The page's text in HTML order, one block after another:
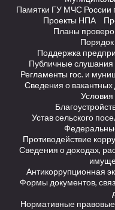
Памятки ГУ МЧС России
Проекты НПА
Планы
Поддержка
Публичные слушания
Регламенты гос. и
Сведения о вакантных
Условия
Устав сельского
Противодействие
Сведения о доходах,
Антикоррупционная
Формы документов,
Нормативные